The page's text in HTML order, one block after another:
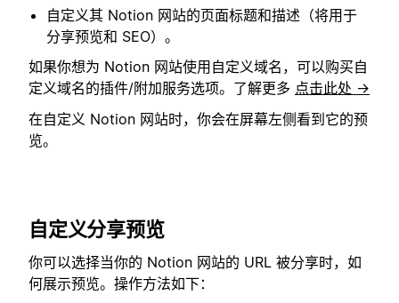
自定义其 Notion 网站的页面标题和描述（将用于
分享预览和 SEO）。
如果你想为 Notion 网站使用自定义域名，可以购买自
定义域名的插件/附加服务选项。了解更多 点击此处 →
在自定义 Notion 网站时，你会在屏幕左侧看到它的预
览。
自定义分享预览
你可以选择当你的 Notion 网站的 URL 被分享时，如
何展示预览。操作方法如下：